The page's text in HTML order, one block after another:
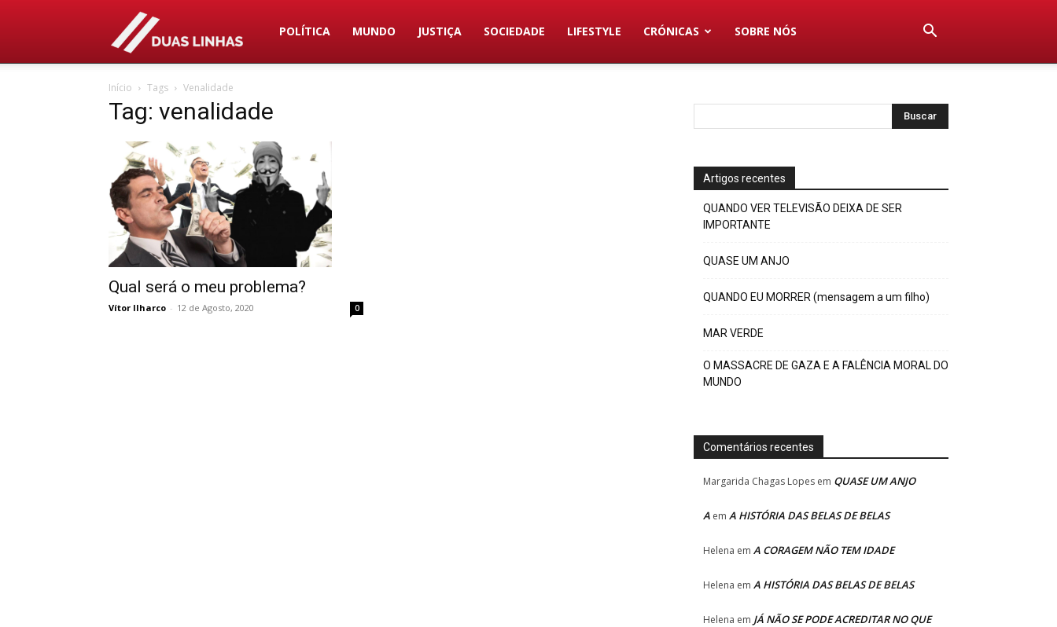
Duas
POLÍTICA MUNDO JUSTIÇA SOCIEDADE LIFESTYLE CRÓNICAS SOBRE NÓS
Início Tags Venalidade
Tag: venalidade
Qual será o meu problema?
Vítor Ilharco - 12 de Agosto, 2020 0
Artigos recentes
QUANDO VER TELEVISÃO DEIXA DE SER
IMPORTANTE
QUASE UM ANJO
QUANDO EU MORRER (mensagem a um filho)
MAR VERDE
O MASSACRE DE GAZA E A FALÊNCIA MORAL DO
MUNDO
Comentários recentes
Margarida Chagas Lopes em QUASE UM ANJO
A em A HISTÓRIA DAS BELAS DE BELAS
Helena em A CORAGEM NÃO TEM IDADE
Helena em A HISTÓRIA DAS BELAS DE BELAS
Helena em JÁ NÃO SE PODE ACREDITAR NO QUE